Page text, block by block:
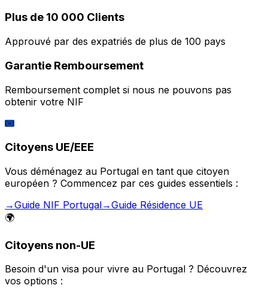
Plus de 10 000 Clients
Approuvé par des expatriés de plus de 100 pays
Garantie Remboursement
Remboursement complet si nous ne pouvons pas
obtenir votre NIF
🇪🇺
Citoyens UE/EEE
Vous déménagez au Portugal en tant que citoyen
européen ? Commencez par ces guides essentiels :
→Guide NIF Portugal→Guide Résidence UE
🌍
Citoyens non-UE
Besoin d'un visa pour vivre au Portugal ? Découvrez
vos options :